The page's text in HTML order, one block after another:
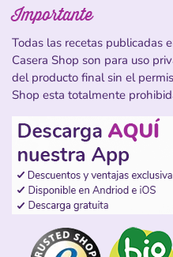
Importante
Todas las recetas publicadas
Casera Shop son para uso
del producto final sin el
Shop esta totalmente